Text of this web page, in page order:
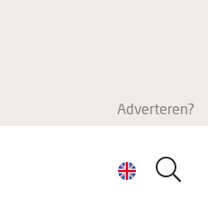
Adverteren?